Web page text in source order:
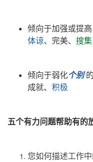
倾向于加强或提高
体谅、 完美、 搜集
倾向于弱化个别
成就、 积极
五个有力问题帮助有的
您如何描述工作